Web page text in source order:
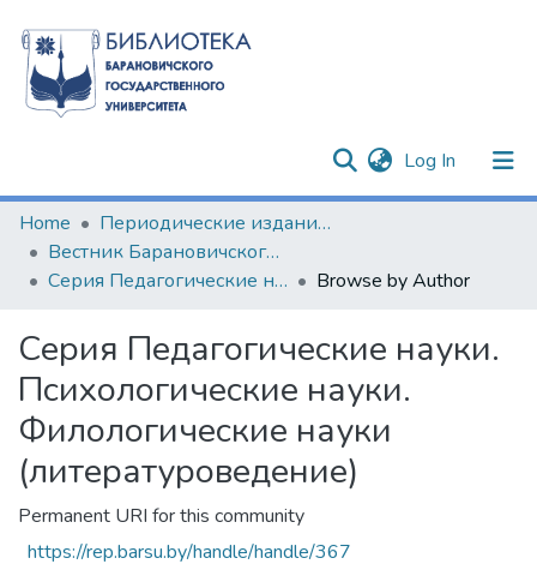
Log In (current)
Communities & Collections
All of DSpace
Home
Периодические издания БарГУ
Вестник Барановичского государственного университета
Серия Педагогические науки. Психологические науки. Филологические науки (литературоведение)
Browse by Author
Серия Педагогические науки.
Психологические науки.
Филологические науки
(литературоведение)
Permanent URI for this community
https://rep.barsu.by/handle/handle/367